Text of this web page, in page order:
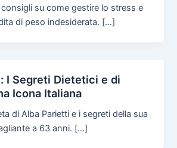
su come gestire lo stress e
di peso indesiderata. […]
I Segreti Dietetici e di
Icona Italiana
di Alba Parietti e i segreti della sua
a 63 anni. […]